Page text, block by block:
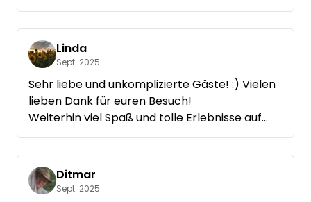
der Wiese sehr genießen. Vielleicht bis bald.
Mit freundlichen Grüßen euer Kanuverleih-MV.
Linda
Sept. 2025
Sehr liebe und unkomplizierte Gäste! :) Vielen
lieben Dank für euren Besuch!
Weiterhin viel Spaß und tolle Erlebnisse auf
eurer Reise...🍀☀️🌻
Ditmar
Sept. 2025